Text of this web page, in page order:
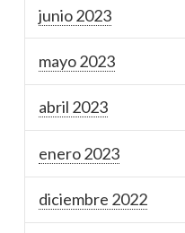
junio 2023
mayo 2023
abril 2023
enero 2023
diciembre 2022